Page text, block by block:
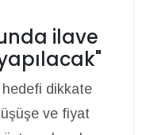
ilave
dikkate
ve fiyat